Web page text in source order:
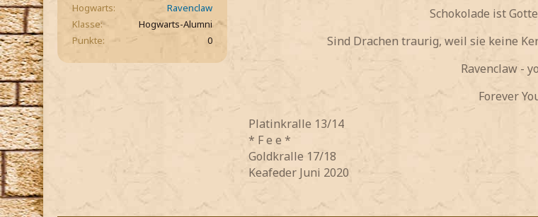
Hogwarts
Ravenclaw
Klasse
Hogwarts-Alumni
Punkte
0
Schokolade ist
Sind Drachen traurig, weil sie keine
Ravenclaw -
Forever
Platinkralle 13/14
* F e e *
Goldkralle 17/18
Keafeder Juni 2020